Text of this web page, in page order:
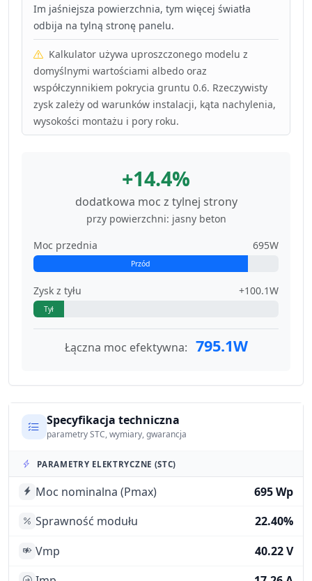
Im jaśniejsza powierzchnia, tym więcej światła
odbija na tylną stronę panelu.
Kalkulator używa uproszczonego modelu z
domyślnymi wartościami albedo oraz
współczynnikiem pokrycia gruntu 0.6. Rzeczywisty
zysk zależy od warunków instalacji, kąta nachylenia,
wysokości montażu i pory roku.
+14.4%
dodatkowa moc z tylnej strony
przy powierzchni: jasny beton
Moc przednia
695W
Przód
Zysk z tyłu +100.1W
Tył
Łączna moc efektywna: 795.1W
Specyfikacja techniczna
parametry STC, wymiary, gwarancja
PARAMETRY ELEKTRYCZNE (STC)
Moc nominalna (Pmax)
695 Wp
Sprawność modułu
22.40%
Vmp
40.22 V